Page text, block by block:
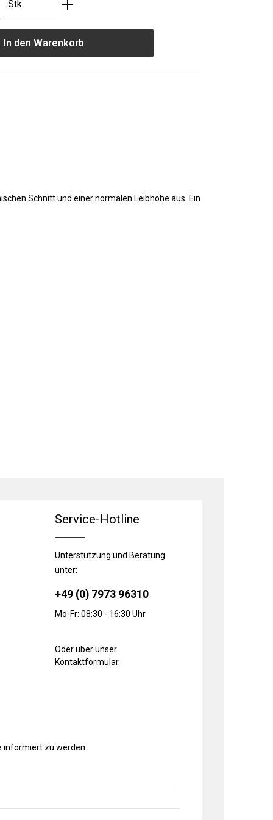
Stk
In den Warenkorb
Schnitt und einer normalen Leibhöhe aus. Ein
Service-Hotline
Unterstützung und Beratung
unter:
+49 (0) 7973 96310
Mo-Fr: 08:30 - 16:30 Uhr
Oder über unser
Kontaktformular.
informiert zu werden.